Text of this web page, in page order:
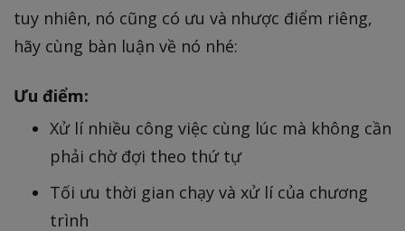
tuy nhiên, nó cũng có ưu và nhược điểm riêng,
hãy cùng bàn luận về nó nhé:
Ưu điểm:
Xử lí nhiều công việc cùng lúc mà không cần
phải chờ đợi theo thứ tự
Tối ưu thời gian chạy và xử lí của chương
trình